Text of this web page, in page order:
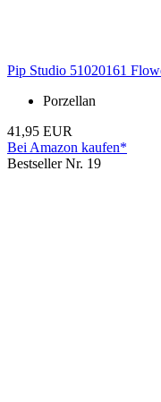
Pip Studio 51020161
Porzellan
41,95 EUR
Bei Amazon kaufen*
Bestseller Nr. 19